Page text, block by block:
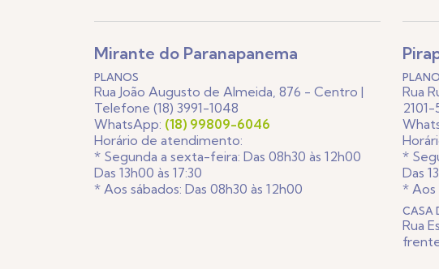
Mirante do Paranapanema
PLANOS
Rua João Augusto de Almeida, 876 - Centro |
Telefone (18) 3991-1048
WhatsApp: (18) 99809-6046
Horário de atendimento:
* Segunda a sexta-feira: Das 08h30 às 12h00
Das 13h00 às 17:30
* Aos sábados: Das 08h30 às 12h00
Rua
2101-
*
Das
* Aos
CASA
Rua